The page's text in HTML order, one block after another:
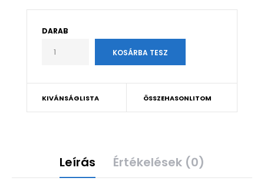
DARAB
KIVÁNSÁGLISTA ÖSSZEHASONLITOM
Leírás Értékelések (0)